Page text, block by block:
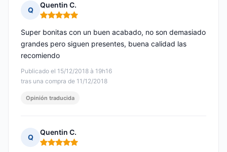
Q
Quentin C.
Nota: 5 de 5
Publicado el 15/12/2018 à 19h16
tras una compra de 11/12/2018
Super bonitas con un buen acabado, no son demasiado
grandes pero siguen presentes, buena calidad las
recomiendo
Opinión traducida
Q
Quentin C.
Nota: 5 de 5